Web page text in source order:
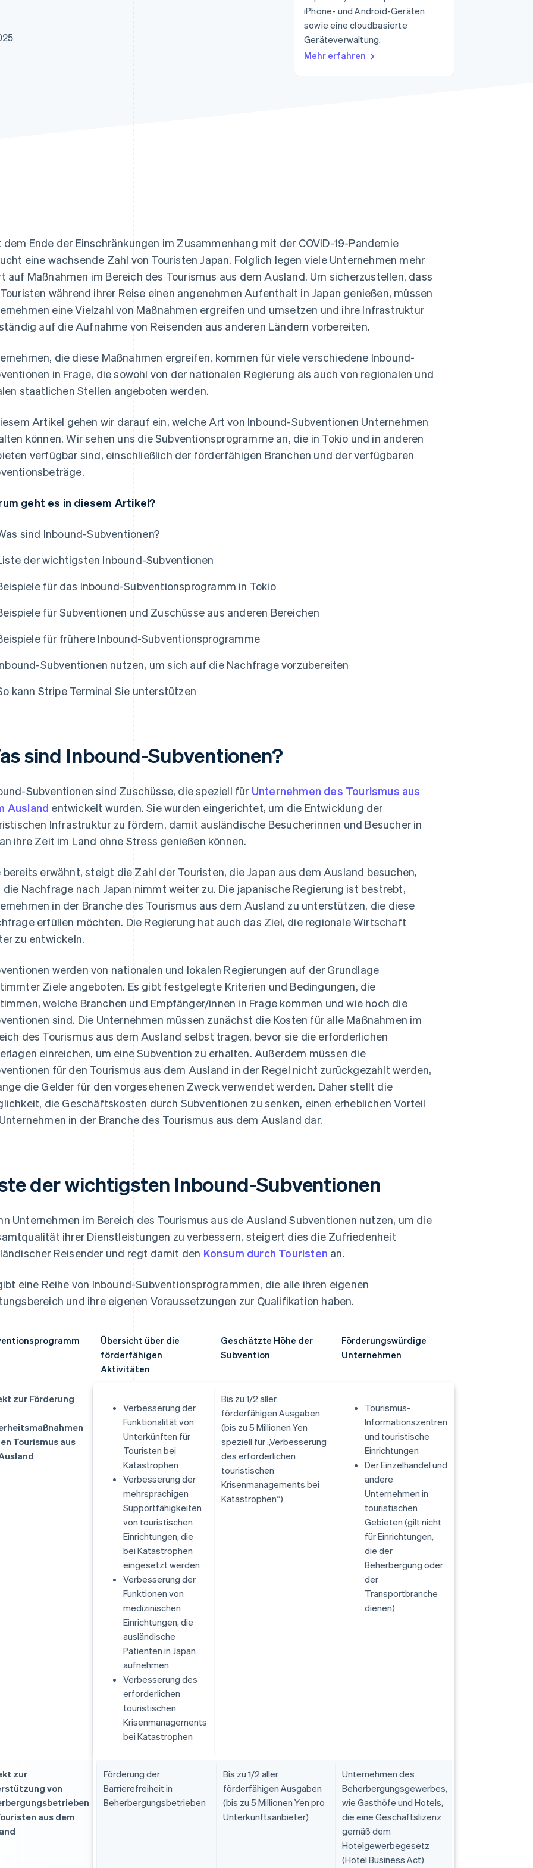
Wirtschaftsinfrastruktur
iPhone- und Android-Geräten
sowie eine cloudbasierte
Geräteverwaltung.
Mehr erfahren
dem Ende der Einschränkungen im Zusammenhang mit der COVID-19-Pandemie
eine wachsende Zahl von Touristen Japan. Folglich legen viele Unternehmen mehr
auf Maßnahmen im Bereich des Tourismus aus dem Ausland. Um sicherzustellen, dass
während ihrer Reise einen angenehmen Aufenthalt in Japan genießen, müssen
eine Vielzahl von Maßnahmen ergreifen und umsetzen und ihre Infrastruktur
auf die Aufnahme von Reisenden aus anderen Ländern vorbereiten.
die diese Maßnahmen ergreifen, kommen für viele verschiedene Inbound-
in Frage, die sowohl von der nationalen Regierung als auch von regionalen und
staatlichen Stellen angeboten werden.
Artikel gehen wir darauf ein, welche Art von Inbound-Subventionen Unternehmen
können. Wir sehen uns die Subventionsprogramme an, die in Tokio und in anderen
verfügbar sind, einschließlich der förderfähigen Branchen und der verfügbaren
geht es in diesem Artikel?
sind Inbound-Subventionen?
der wichtigsten Inbound-Subventionen
für das Inbound-Subventionsprogramm in Tokio
für Subventionen und Zuschüsse aus anderen Bereichen
für frühere Inbound-Subventionsprogramme
Subventionen nutzen, um sich auf die Nachfrage vorzubereiten
kann Stripe Terminal Sie unterstützen
sind Inbound-Subventionen?
Subventionen sind Zuschüsse, die speziell für Unternehmen des Tourismus aus
Ausland entwickelt wurden. Sie wurden eingerichtet, um die Entwicklung der
Infrastruktur zu fördern, damit ausländische Besucherinnen und Besucher in
ihre Zeit im Land ohne Stress genießen können.
bereits erwähnt, steigt die Zahl der Touristen, die Japan aus dem Ausland besuchen,
die Nachfrage nach Japan nimmt weiter zu. Die japanische Regierung ist bestrebt,
in der Branche des Tourismus aus dem Ausland zu unterstützen, die diese
erfüllen möchten. Die Regierung hat auch das Ziel, die regionale Wirtschaft
zu entwickeln.
werden von nationalen und lokalen Regierungen auf der Grundlage
Ziele angeboten. Es gibt festgelegte Kriterien und Bedingungen, die
welche Branchen und Empfänger/innen in Frage kommen und wie hoch die
sind. Die Unternehmen müssen zunächst die Kosten für alle Maßnahmen im
des Tourismus aus dem Ausland selbst tragen, bevor sie die erforderlichen
einreichen, um eine Subvention zu erhalten. Außerdem müssen die
für den Tourismus aus dem Ausland in der Regel nicht zurückgezahlt werden,
die Gelder für den vorgesehenen Zweck verwendet werden. Daher stellt die
die Geschäftskosten durch Subventionen zu senken, einen erheblichen Vorteil
in der Branche des Tourismus aus dem Ausland dar.
der wichtigsten Inbound-Subventionen
Unternehmen im Bereich des Tourismus aus de Ausland Subventionen nutzen, um die
ihrer Dienstleistungen zu verbessern, steigert dies die Zufriedenheit
Reisender und regt damit den Konsum durch Touristen an.
eine Reihe von Inbound-Subventionsprogrammen, die alle ihren eigenen
und ihre eigenen Voraussetzungen zur Qualifikation haben.
Übersicht über die
förderfähigen
Aktivitäten
Geschätzte Höhe der
Subvention
Förderungswürdige
Unternehmen
zur Förderung
Tourismus aus
Verbesserung der
Funktionalität von
Unterkünften für
Touristen bei
Katastrophen
Verbesserung der
mehrsprachigen
Supportfähigkeiten
von touristischen
Einrichtungen, die
bei Katastrophen
eingesetzt werden
Verbesserung der
Funktionen von
medizinischen
Einrichtungen, die
ausländische
Patienten in Japan
aufnehmen
Verbesserung des
erforderlichen
touristischen
Krisenmanagements
bei Katastrophen
Bis zu 1/2 aller
förderfähigen Ausgaben
(bis zu 5 Millionen Yen
speziell für „Verbesserung
des erforderlichen
touristischen
Krisenmanagements bei
Katastrophen“)
Tourismus-
Informationszentren
und touristische
Einrichtungen
Der Einzelhandel und
andere
Unternehmen in
touristischen
Gebieten (gilt nicht
für Einrichtungen,
die der
Beherbergung oder
der
Transportbranche
dienen)
zur
von
aus dem
Förderung der
Barrierefreiheit in
Beherbergungsbetrieben
Bis zu 1/2 aller
förderfähigen Ausgaben
(bis zu 5 Millionen Yen pro
Unterkunftsanbieter)
Unternehmen des
Beherbergungsgewerbes,
wie Gasthöfe und Hotels,
die eine Geschäftslizenz
gemäß dem
Hotelgewerbegesetz
(Hotel Business Act)